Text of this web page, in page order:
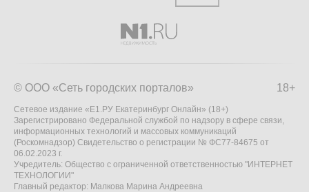
18+
© ООО «Сеть городских порталов»
Сетевое издание «Е1.РУ Екатеринбург Онлайн» (18+)
Зарегистрировано Федеральной службой по надзору в сфере связи,
информационных технологий и массовых коммуникаций
(Роскомнадзор) Свидетельство о регистрации № ФС77-84675 от
06.02.2023 г.
Учредитель: Общество с ограниченной ответственностью "ИНТЕРНЕТ
ТЕХНОЛОГИИ"
Главный редактор: Малкова Марина Андреевна